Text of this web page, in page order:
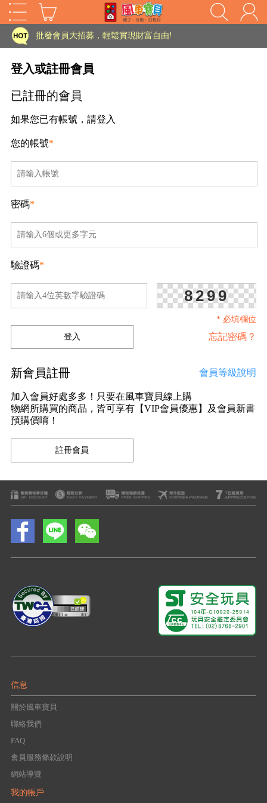
家長樂了!「風車書版集團暨FOOD超人企業總部」目前正興建中!
批發會員大招募，輕鬆實現財富自由!
登入或註冊會員
已註冊的會員
如果您已有帳號，請登入
您的帳號*
密碼*
驗證碼*
8299
* 必填欄位
忘記密碼？
新會員註冊 會員等級說明
加入會員好處多多！只要在風車寶貝線上購
物網所購買的商品，皆可享有【VIP會員優惠】及會員新書
預購價唷！
信息
關於風車寶貝
聯絡我們
FAQ
會員服務條款說明
網站導覽
我的帳戶